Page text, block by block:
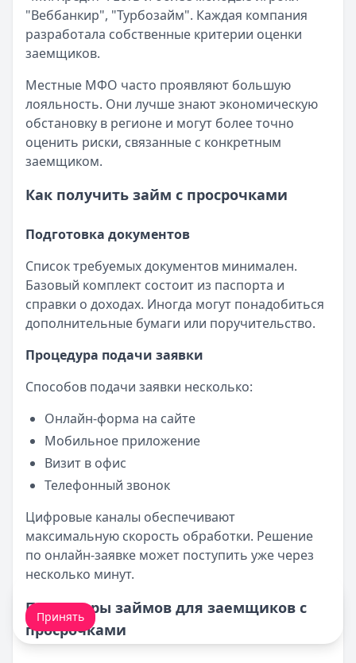
"Веббанкир", "Турбозайм". Каждая компания
разработала собственные критерии оценки
заемщиков.
Местные МФО часто проявляют большую
лояльность. Они лучше знают экономическую
обстановку в регионе и могут более точно
оценить риски, связанные с конкретным
заемщиком.
Как получить займ с просрочками
Подготовка документов
Список требуемых документов минимален.
Базовый комплект состоит из паспорта и
справки о доходах. Иногда могут понадобиться
дополнительные бумаги или поручительство.
Процедура подачи заявки
Способов подачи заявки несколько:
Онлайн-форма на сайте
Мобильное приложение
Визит в офис
Телефонный звонок
Цифровые каналы обеспечивают
максимальную скорость обработки. Решение
по онлайн-заявке может поступить уже через
несколько минут.
Параметры займов для заемщиков с
просрочками
Принять